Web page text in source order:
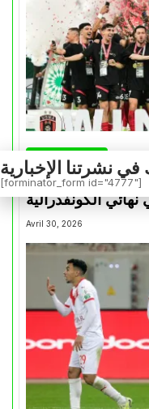
لإتحاد العاصمة قبل
الكونفدرالية
Avril 30, 2026
[forminator_form id="4777"]